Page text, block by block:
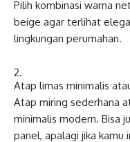
Pilih kombinasi warna
beige agar terlihat
lingkungan perumahan.
Atap limas minimalis
Atap miring sederhana
minimalis modern. Bisa
panel, apalagi jika kamu